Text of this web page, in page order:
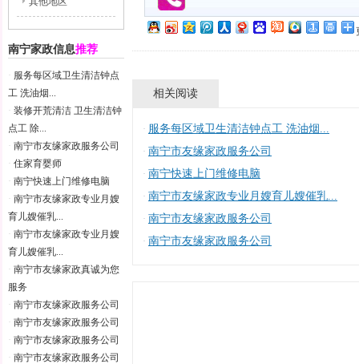
南宁家政信息推荐
· 服务每区域卫生清洁钟点
工 洗油烟...
· 装修开荒清洁 卫生清洁钟
点工 除...
· 南宁市友缘家政服务公司
· 住家育婴师
· 南宁快速上门维修电脑
· 南宁市友缘家政专业月嫂
育儿嫂催乳...
· 南宁市友缘家政专业月嫂
育儿嫂催乳...
· 南宁市友缘家政真诚为您
服务
· 南宁市友缘家政服务公司
· 南宁市友缘家政服务公司
· 南宁市友缘家政服务公司
· 南宁市友缘家政服务公司
相关阅读
· 服务每区域卫生清洁钟点工 洗油烟...
· 南宁市友缘家政服务公司
· 南宁快速上门维修电脑
· 南宁市友缘家政专业月嫂育儿嫂催乳...
· 南宁市友缘家政服务公司
· 南宁市友缘家政服务公司